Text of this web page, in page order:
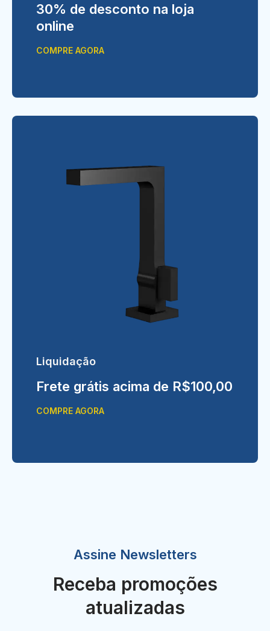
30% de desconto na loja
online
COMPRE AGORA
Liquidação
Frete grátis acima de R$100,00
COMPRE AGORA
Assine Newsletters
Receba promoções
atualizadas